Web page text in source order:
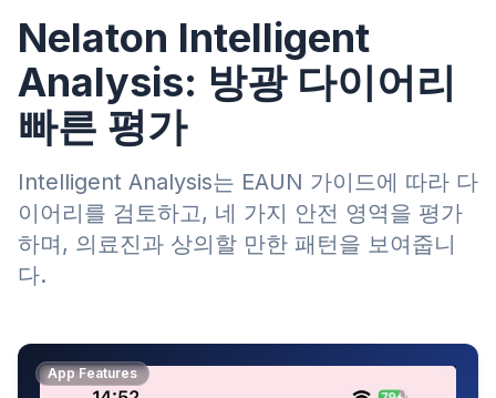
Nelaton Intelligent
Analysis: 방광 다이어리
빠른 평가
Intelligent Analysis는 EAUN 가이드에 따라 다
이어리를 검토하고, 네 가지 안전 영역을 평가
하며, 의료진과 상의할 만한 패턴을 보여줍니
다.
App Features